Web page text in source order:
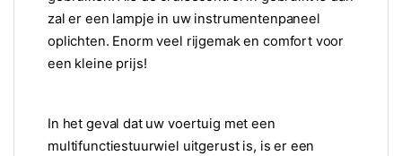
zal er een lampje in uw instrumentenpaneel
oplichten. Enorm veel rijgemak en comfort voor
een kleine prijs!
In het geval dat uw voertuig met een
multifunctiestuurwiel uitgerust is, is er een